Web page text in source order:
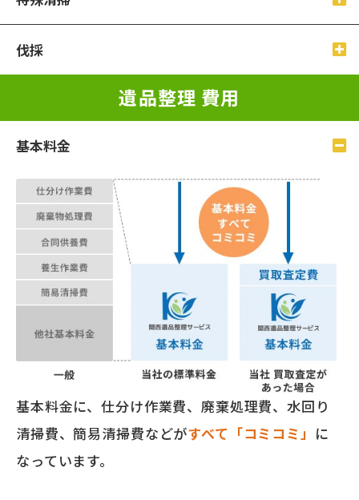
伐採
遺品整理 費⽤
基本料⾦
基本料金に、仕分け作業費、廃棄処理費、水回り
清掃費、簡易清掃費などがすべて「コミコミ」 に
なっています。